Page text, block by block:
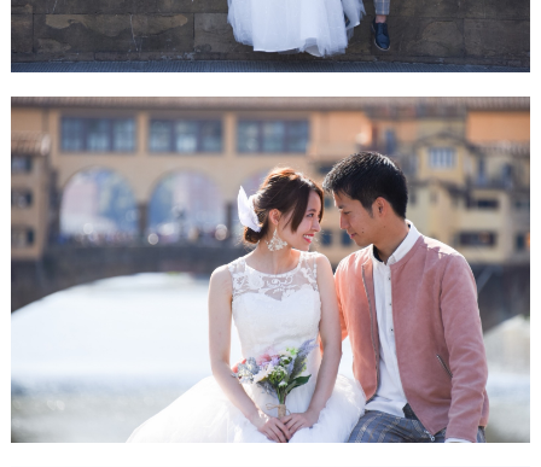
最
新
ド
レ
ス
記
事
を
プ
ラ
ン
ナ
ー
ラ
ン
キ
ン
プ
ラ
ン
ナ
ー
レ
ポ
を
見